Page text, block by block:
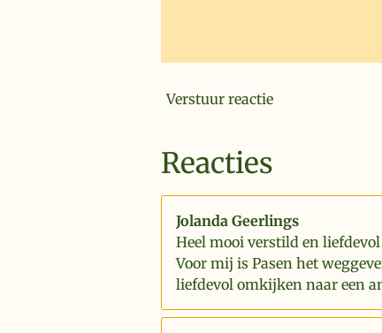
Verstuur reactie
Reacties
Jolanda Geerlings
Heel mooi verstild en liefdevol
Voor mij is Pasen het
liefdevol omkijken naar een